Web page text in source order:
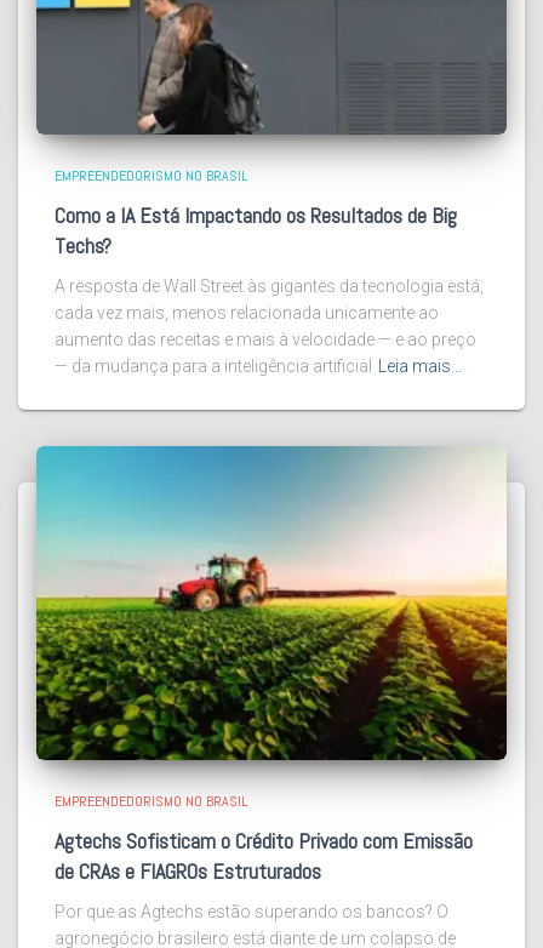
EMPREENDEDORISMO NO BRASIL
Como a IA Está Impactando os Resultados de Big
Techs?
A resposta de Wall Street às gigantes da tecnologia está,
cada vez mais, menos relacionada unicamente ao
aumento das receitas e mais à velocidade — e ao preço
— da mudança para a inteligência artificial
Leia mais…
EMPREENDEDORISMO NO BRASIL
Agtechs Sofisticam o Crédito Privado com Emissão
de CRAs e FIAGROs Estruturados
Por que as Agtechs estão superando os bancos? O
agronegócio brasileiro está diante de um colapso de